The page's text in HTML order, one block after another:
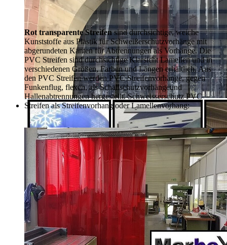
Rot transparente Streifen sind durchsichtige, weiche
Kunststoffe aus Plastik für Schweißerschutzvorhänge mit
abgerundeten Kanten für Abtrennungen als Vorhänge. Die
PVC Streifen sind durchsichtige Klarsicht Lamellen und in
verschiedenen Größen, Farben und Längen erhältlich. Aus
den PVC Streifen werden PVC Streifenvorhänge, gegen
Funkenflug, flexen, als Schallschutzvorhängeund
Hallenabtrennungen hergestellt. Schweisserschutz PVC
Streifen als Streifenvorhang oder Lamellenvorhang: